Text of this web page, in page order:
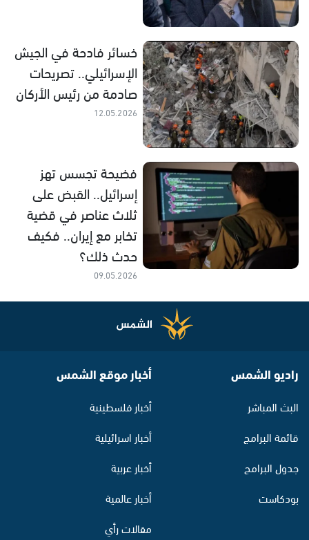
خسائر فادحة في الجيش
الإسرائيلي.. تصريحات
صادمة من رئيس الأركان
12.05.2026
فضيحة تجسس تهز
إسرائيل.. القبض على
ثلاث عناصر في قضية
تخابر مع إيران.. فكيف
حدث ذلك؟
09.05.2026
راديو الشمس
البث المباشر
قائمة البرامج
جدول البرامج
بودكاست
أخبار موقع الشمس
أخبار فلسطينية
أخبار اسرائيلية
أخبار عربية
أخبار عالمية
مقالات رأي